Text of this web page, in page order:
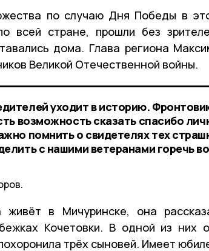
по случаю Дня Победы в
всей стране, прошли без
дома. Глава региона
Великой Отечественной войны.
уходит в историю.
возможность сказать спасибо
помнить о свидетелях тех
с нашими ветеранами горечь
в Мичуринске, она
Кочетовки. В одной из них
трёх сыновей. Имеет